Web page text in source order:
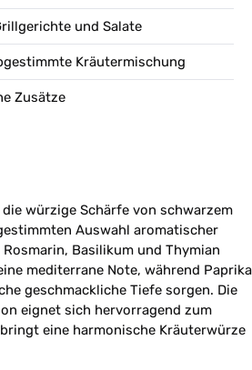
und Salate
Kräutermischung
Zusätze
würzige Schärfe von schwarzem
Auswahl aromatischer
Basilikum und Thymian
mediterrane Note, während Paprika
geschmackliche Tiefe sorgen. Die
eignet sich hervorragend zum
eine harmonische Kräuterwürze